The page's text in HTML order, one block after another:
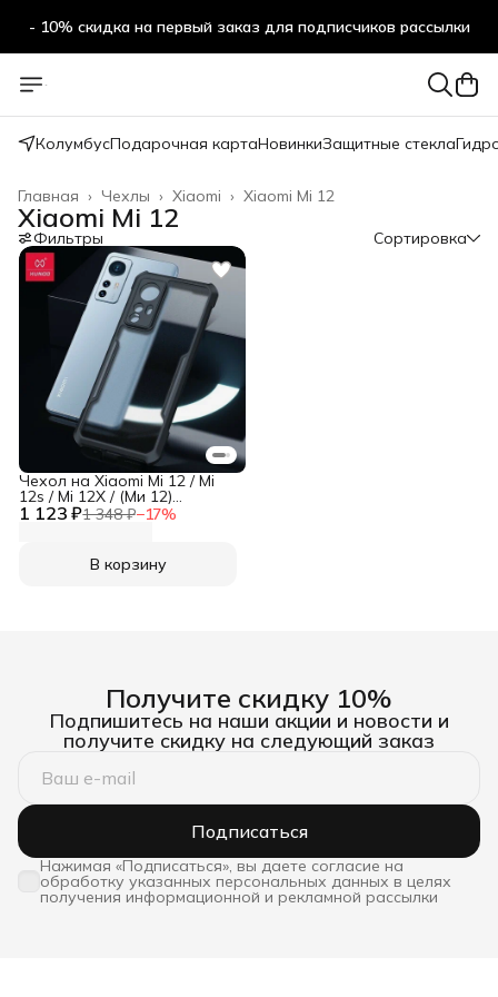
- 10% скидка на первый заказ для подписчиков рассылки
КолумбусПодарочная картаНовинкиЗащитные стекла
Xiaomi Mi 12
Xiaomi ›
Чехлы ›
Главная ›
Xiaomi Mi 12
Фильтры Сортировка
1 123 ₽1 348 ₽−17%
Чехол на Xiaomi Mi 12 / Mi
12s / Mi 12X / (Ми 12)
противоударный с
В корзину
Получите скидку 10%
Подпишитесь на наши акции и новости и
получите скидку на следующий заказ
Подписаться
Нажимая «Подписаться», вы даете согласие на
обработку указанных персональных данных в целях
получения информационной и рекламной рассылки